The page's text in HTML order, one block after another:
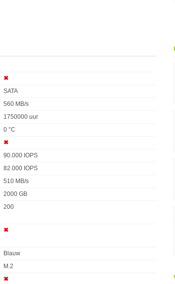
✖︎
SATA
560 MB/s
1750000 uur
0 °C
✖︎
90.000 IOPS
82.000 IOPS
510 MB/s
2000 GB
200
✖︎
Blauw
M.2
✖︎